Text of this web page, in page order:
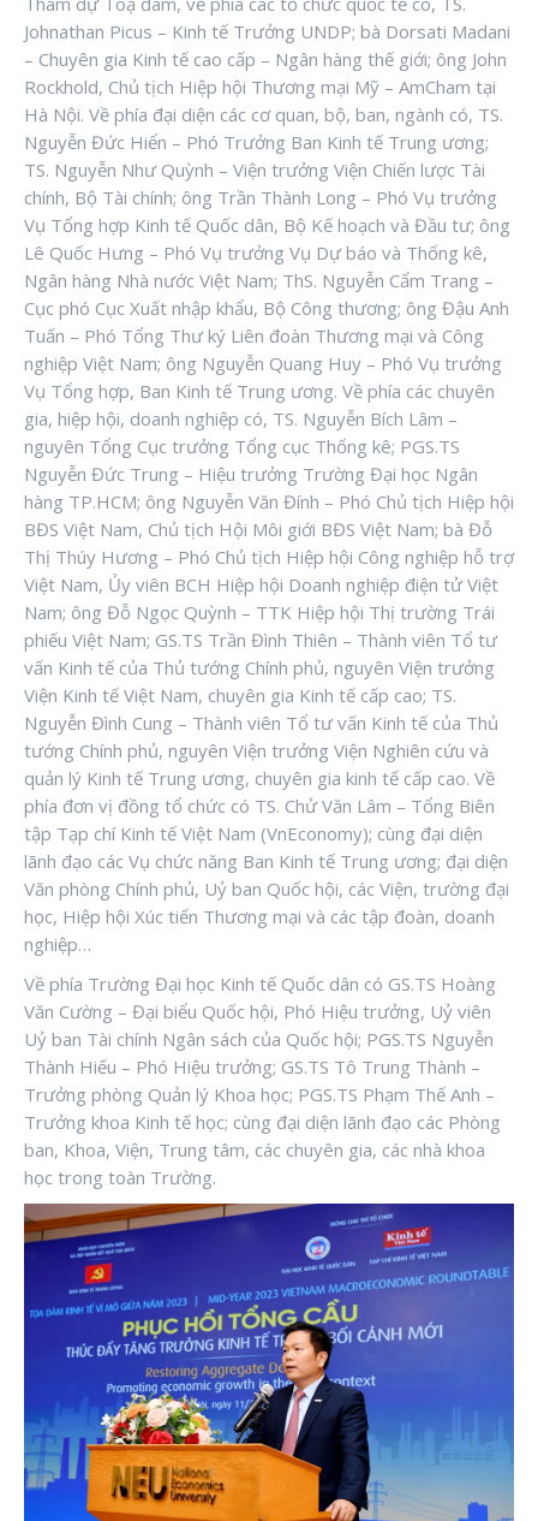
Johnathan Picus – Kinh tế Trưởng UNDP; bà Dorsati Madani
– Chuyên gia Kinh tế cao cấp – Ngân hàng thế giới; ông John
Rockhold, Chủ tịch Hiệp hội Thương mại Mỹ – AmCham tại
Hà Nội. Về phía đại diện các cơ quan, bộ, ban, ngành có, TS.
Nguyễn Đức Hiển – Phó Trưởng Ban Kinh tế Trung ương;
TS. Nguyễn Như Quỳnh – Viện trưởng Viện Chiến lược Tài
chính, Bộ Tài chính; ông Trần Thành Long – Phó Vụ trưởng
Vụ Tổng hợp Kinh tế Quốc dân, Bộ Kế hoạch và Đầu tư; ông
Lê Quốc Hưng – Phó Vụ trưởng Vụ Dự báo và Thống kê,
Ngân hàng Nhà nước Việt Nam; ThS. Nguyễn Cẩm Trang –
Cục phó Cục Xuất nhập khẩu, Bộ Công thương; ông Đậu Anh
Tuấn – Phó Tổng Thư ký Liên đoàn Thương mại và Công
nghiệp Việt Nam; ông Nguyễn Quang Huy – Phó Vụ trưởng
Vụ Tổng hợp, Ban Kinh tế Trung ương. Về phía các chuyên
gia, hiệp hội, doanh nghiệp có, TS. Nguyễn Bích Lâm –
nguyên Tổng Cục trưởng Tổng cục Thống kê; PGS.TS
Nguyễn Đức Trung – Hiệu trưởng Trường Đại học Ngân
hàng TP.HCM; ông Nguyễn Văn Đính – Phó Chủ tịch Hiệp hội
BĐS Việt Nam, Chủ tịch Hội Môi giới BĐS Việt Nam; bà Đỗ
Thị Thúy Hương – Phó Chủ tịch Hiệp hội Công nghiệp hỗ trợ
Việt Nam, Ủy viên BCH Hiệp hội Doanh nghiệp điện tử Việt
Nam; ông Đỗ Ngọc Quỳnh – TTK Hiệp hội Thị trường Trái
phiếu Việt Nam; GS.TS Trần Đình Thiên – Thành viên Tổ tư
vấn Kinh tế của Thủ tướng Chính phủ, nguyên Viện trưởng
Viện Kinh tế Việt Nam, chuyên gia Kinh tế cấp cao; TS.
Nguyễn Đình Cung – Thành viên Tổ tư vấn Kinh tế của Thủ
tướng Chính phủ, nguyên Viện trưởng Viện Nghiên cứu và
quản lý Kinh tế Trung ương, chuyên gia kinh tế cấp cao. Về
phía đơn vị đồng tổ chức có TS. Chử Văn Lâm – Tổng Biên
tập Tạp chí Kinh tế Việt Nam (VnEconomy); cùng đại diện
lãnh đạo các Vụ chức năng Ban Kinh tế Trung ương; đại diện
Văn phòng Chính phủ, Uỷ ban Quốc hội, các Viện, trường đại
học, Hiệp hội Xúc tiến Thương mại và các tập đoàn, doanh
nghiệp…
Về phía Trường Đại học Kinh tế Quốc dân có GS.TS Hoàng
Văn Cường – Đại biểu Quốc hội, Phó Hiệu trưởng, Uỷ viên
Uỷ ban Tài chính Ngân sách của Quốc hội; PGS.TS Nguyễn
Thành Hiếu – Phó Hiệu trưởng; GS.TS Tô Trung Thành –
Trưởng phòng Quản lý Khoa học; PGS.TS Phạm Thế Anh –
Trưởng khoa Kinh tế học; cùng đại diện lãnh đạo các Phòng
ban, Khoa, Viện, Trung tâm, các chuyên gia, các nhà khoa
học trong toàn Trường.